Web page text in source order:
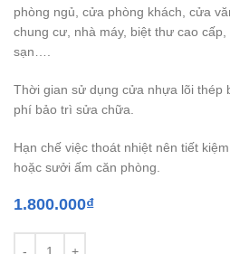
phòng ngủ, cửa phòng khách, cửa
chung cư, nhà máy, biệt thư cao
sạn….
Thời gian sử dụng cửa nhựa lõi thép
phí bảo trì sửa chữa.
Hạn chế việc thoát nhiệt nên tiết
hoặc sưởi ấm căn phòng.
1.800.000₫